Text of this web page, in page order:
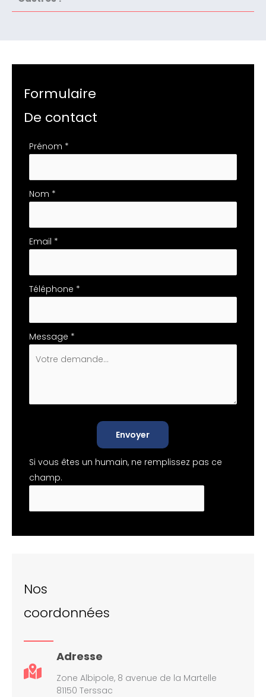
Formulaire
De contact
Formulaire
avec
téléphone
Prénom *
Nom *
Email *
Téléphone *
Message *
Envoyer
Si vous êtes un humain, ne remplissez pas ce
champ.
Nos
coordonnées
Adresse
Zone Albipole, 8 avenue de la Martelle
81150 Terssac